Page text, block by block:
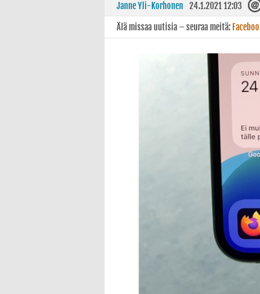
Janne Yli-Korhonen 24.1.2021 12:03
Älä missaa uutisia – seuraa meitä: